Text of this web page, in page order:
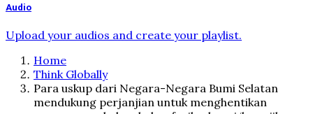
Audio
Upload your audios and create your playlist.
Home
Think Globally
Para uskup dari Negara-Negara Bumi Selatan
mendukung perjanjian untuk menghentikan